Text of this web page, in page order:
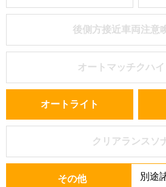
後側方接近車両注意
オートマッチクハ
オートライト
クリアランスソ
その他 別途